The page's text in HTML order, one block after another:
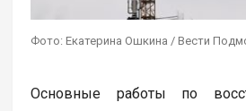
Фото: Екатерина Ошкина / Вести
Основные работы по